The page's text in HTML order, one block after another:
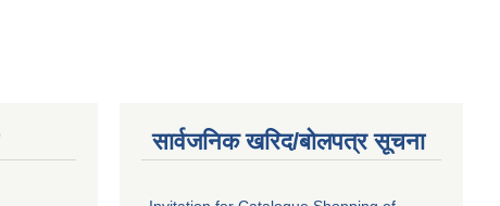
सार्वजनिक खरिद/बोलपत्र सूचना